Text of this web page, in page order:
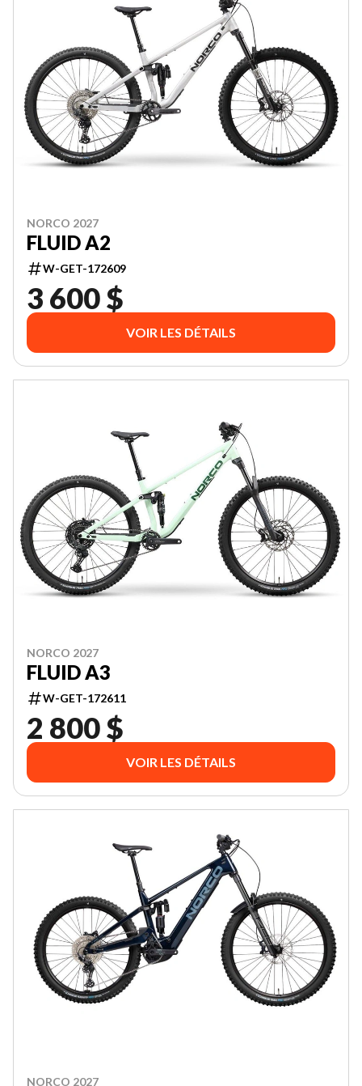
NORCO 2027
FLUID A2
W-GET-172609
3 600 $
VOIR LES DÉTAILS
NORCO 2027
FLUID A3
W-GET-172611
2 800 $
VOIR LES DÉTAILS
NORCO 2027